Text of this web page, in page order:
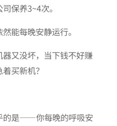
保养3~4次。
能每晚安静运行。
又没坏，当下钱不好赚
买新机？
的是——你每晚的呼吸安